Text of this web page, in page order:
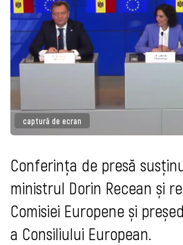
captură de ecran
Conferința de presă
ministrul Dorin Recean și
Comisiei Europene și
a Consiliului European.